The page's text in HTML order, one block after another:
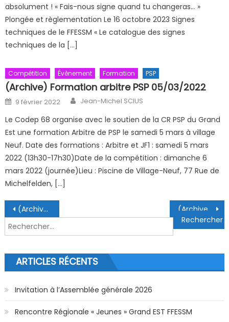
absolument ! « Fais-nous signe quand tu changeras… »
Plongée et règlementation Le 16 octobre 2023 Signes
techniques de le FFESSM « Le catalogue des signes
techniques de la […]
Compétition Évènement Formation PSP
(Archive) Formation arbitre PSP 05/03/2022
Posted on
9 février 2022 Author
Jean-Michel SCIUS
Le Codep 68 organise avec le soutien de la CR PSP du Grand
Est une formation Arbitre de PSP le samedi 5 mars à village
Neuf. Date des formations : Arbitre et JF1 : samedi 5 mars
2022 (13h30-17h30)Date de la compétition : dimanche 6
mars 2022 (journée)Lieu : Piscine de Village-Neuf, 77 Rue de
Michelfelden, […]
Navigation de l’article
(Archive) Café Plongée Spécial Trim et Stabilisation
Rechercher :
ARTICLES RÉCENTS
Invitation à l’Assemblée générale 2026
Rencontre Régionale « Jeunes » Grand EST FFESSM